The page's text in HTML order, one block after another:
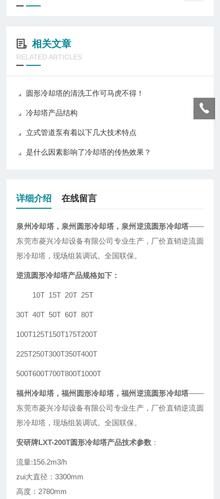
相关文章
RELATED ARTICLES
圆形冷却塔的清洗工作可马虎不得！
冷却塔产品结构
立式管道泵有着以下几大技术特点
是什么因素影响了冷却塔的传热效果？
详细介绍 在线留言
泉州冷却塔，泉州圆形冷却塔，泉州逆流圆形冷却塔——
东莞市菱兴冷却设备有限公司专业生产，厂价直销逆流圆
形冷却塔，现场组装调试。全国联保。
逆流圆形冷却塔产品规格如下：
10T 15T 20T 25T
30T 40T 50T 60T 80T
100T125T150T175T200T
225T250T300T350T400T
500T600T700T800T1000T
福州冷却塔，福州圆形冷却塔，福州逆流圆形冷却塔——
东莞市菱兴冷却设备有限公司专业生产，厂价直销逆流圆
形冷却塔，现场组装调试。全国联保。
安研牌LXT-200T圆形冷却塔产品技术参数 ：
流量:156.2m3/h
zui大直径：3300mm
高度：2780mm